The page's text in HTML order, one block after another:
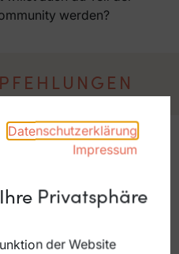
werden?
Datenschutzerklärung
Impressum
Privatsphäre
der Website